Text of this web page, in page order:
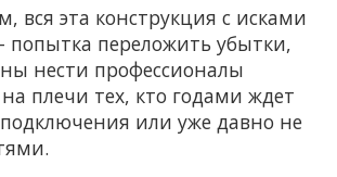
вся эта конструкция с исками
попытка переложить убытки,
нести профессионалы
плечи тех, кто годами ждет
или уже давно не